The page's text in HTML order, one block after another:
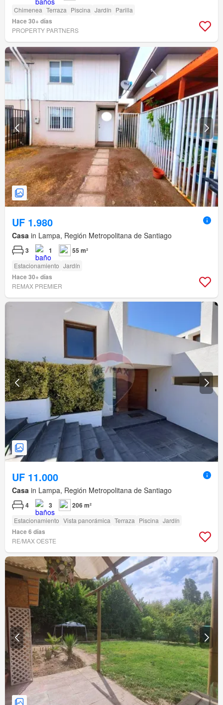
Chimenea Terraza Piscina Jardín Parilla
Hace 30+ días
PROPERTY PARTNERS
UF 1.980
Casa in Lampa, Región Metropolitana de Santiago
3 1 55 m²
Estacionamiento Jardín
Hace 30+ días
REMAX PREMIER
UF 11.000
Casa in Lampa, Región Metropolitana de Santiago
4 3 206 m²
Estacionamiento Vista panorámica Terraza Piscina Jardín
Hace 6 días
RE/MAX OESTE